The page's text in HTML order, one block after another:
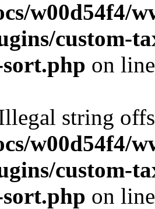
w00d54f4/
custom-
on
string
w00d54f4/
custom-
on